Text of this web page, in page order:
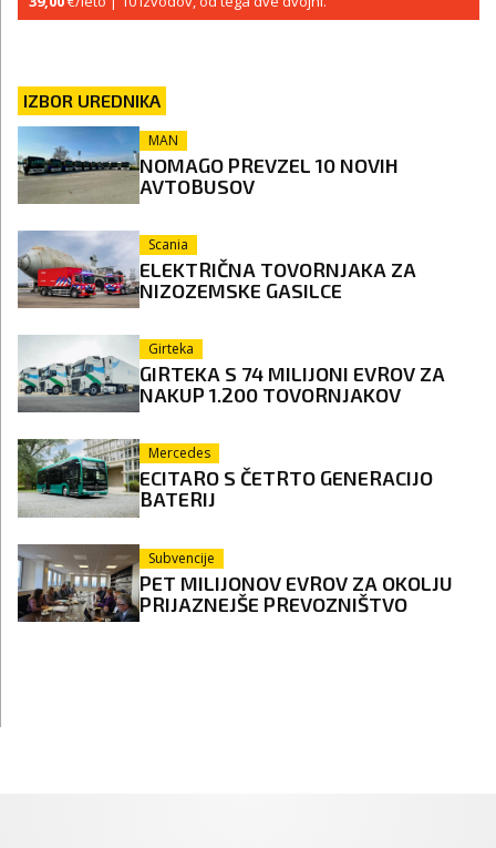
IZBOR UREDNIKA
MAN
NOMAGO PREVZEL 10 NOVIH
AVTOBUSOV
Scania
ELEKTRIČNA TOVORNJAKA ZA
NIZOZEMSKE GASILCE
Girteka
GIRTEKA S 74 MILIJONI EVROV ZA
NAKUP 1.200 TOVORNJAKOV
Mercedes
ECITARO S ČETRTO GENERACIJO
BATERIJ
Subvencije
PET MILIJONOV EVROV ZA OKOLJU
PRIJAZNEJŠE PREVOZNIŠTVO